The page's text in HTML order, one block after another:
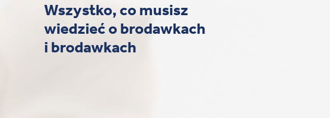
Wszystko, co musisz
wiedzieć o brodawkach
i brodawkach